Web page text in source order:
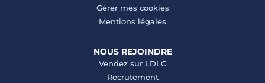
Gérer mes cookies
Mentions légales
NOUS REJOINDRE
Vendez sur LDLC
Recrutement